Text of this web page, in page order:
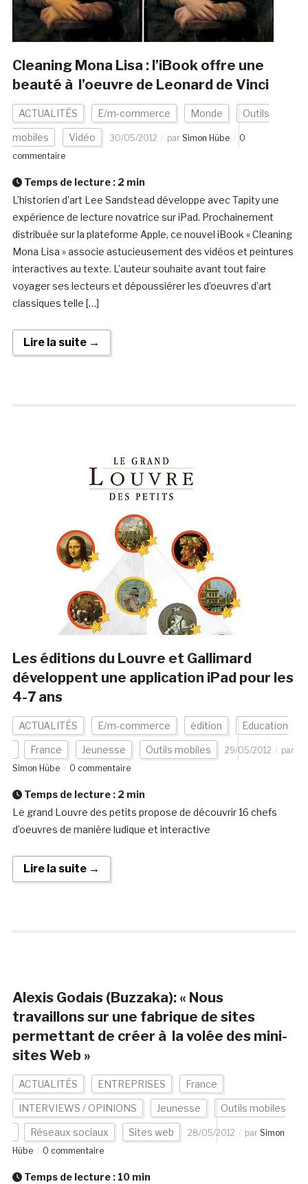
Cleaning Mona Lisa : l’iBook offre une
beauté à l’oeuvre de Leonard de Vinci
ACTUALITÉS E/m-commerce Monde Outils
mobiles Vidéo 30/05/2012 par Simon Hübe
0
commentaire
Temps de lecture : 2 min
L’historien d’art Lee Sandstead développe avec Tapity une
expérience de lecture novatrice sur iPad. Prochainement
distribuée sur la plateforme Apple, ce nouvel iBook « Cleaning
Mona Lisa » associe astucieusement des vidéos et peintures
interactives au texte. L’auteur souhaite avant tout faire
voyager ses lecteurs et dépoussiérer les d’oeuvres d’art
classiques telle […]
Lire la suite →
Les éditions du Louvre et Gallimard
développent une application iPad pour les
4-7 ans
ACTUALITÉS E/m-commerce édition Education
France Jeunesse Outils mobiles 29/05/2012
par
Simon Hübe
0 commentaire
Temps de lecture : 2 min
Le grand Louvre des petits propose de découvrir 16 chefs
d’oeuvres de manière ludique et interactive
Lire la suite →
Alexis Godais (Buzzaka): « Nous
travaillons sur une fabrique de sites
permettant de créer à la volée des mini-
sites Web »
ACTUALITÉS ENTREPRISES France
INTERVIEWS / OPINIONS Jeunesse Outils mobiles
Réseaux sociaux Sites web 28/05/2012 par Simon
Hübe
0 commentaire
Temps de lecture : 10 min